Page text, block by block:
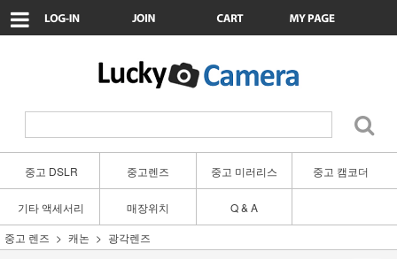
중고 DSLR 중고렌즈 중고 미러리스 중고 캠코더
기타 액세서리 매장위치
Q & A
중고 렌즈
캐논 광각렌즈